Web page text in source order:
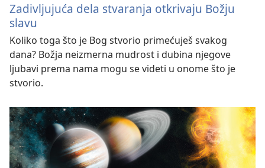
Zadivljujuća dela stvaranja otkrivaju Božju
slavu
Koliko toga što je Bog stvorio primećuješ svakog
dana? Božja neizmerna mudrost i dubina njegove
ljubavi prema nama mogu se videti u onome što je
stvorio.